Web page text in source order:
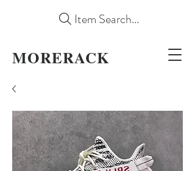
MORERACK
Item Search...